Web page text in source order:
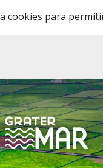
cookies para